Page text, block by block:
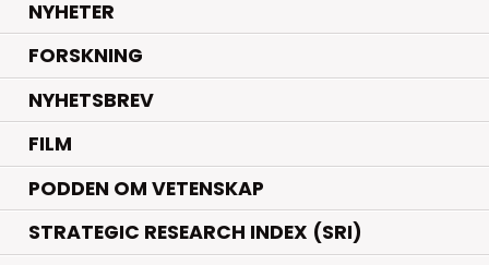
NYHETER.
FORSKNING.
NYHETSBREV
FILM
PODDEN OM VETENSKAP
STRATEGIC RESEARCH INDEX (SRI)